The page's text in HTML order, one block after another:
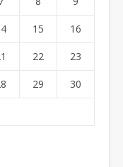
15 16
22 23
29 30